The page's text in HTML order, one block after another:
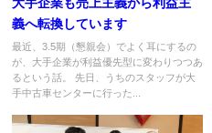
大手企業も売上主義から利益主
義へ転換しています
最近、3.5期（懇親会）でよく耳にするの
が、大手企業が利益優先型に変わりつつあ
るという話。 先日、うちのスタッフが大
手中古車センターに行った...